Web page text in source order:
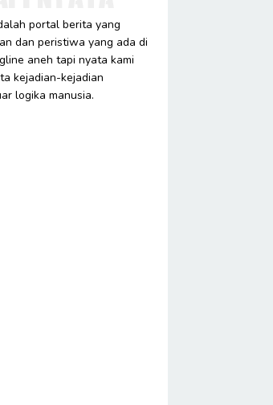
portal berita yang
dan peristiwa yang ada di
aneh tapi nyata kami
kejadian-kejadian
logika manusia.